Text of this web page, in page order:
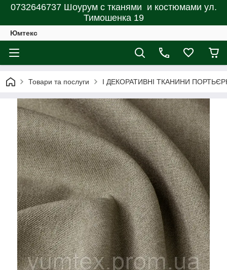
0732646737 Шоурум с тканями и костюмами ул.
Тимошенка 19
Юмтекс
Товари та послуги І ДЕКОРАТИВНІ ТКАНИНИ